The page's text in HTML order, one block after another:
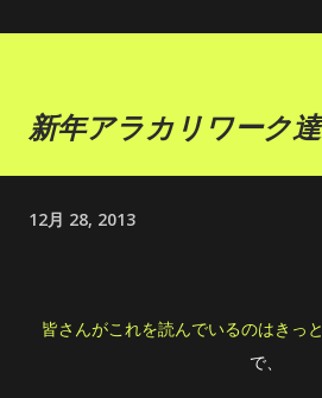
新年アラカリワーク達
12月 28, 2013
皆さんがこれを読んでいるのはきっと２０１４年ということ
で、